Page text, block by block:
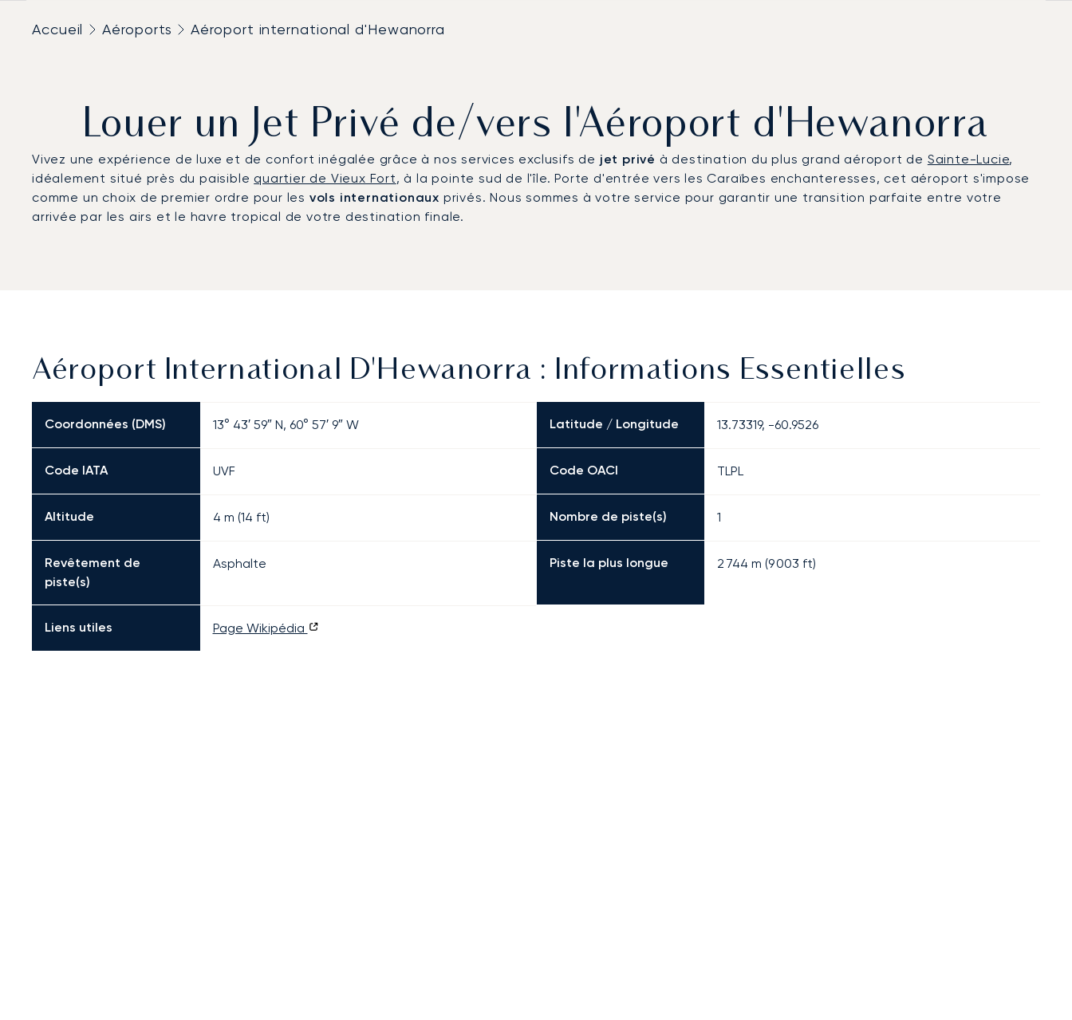
Accueil Aéroports Aéroport international d'Hewanorra
Louer un Jet Privé de/vers l'Aéroport d'Hewanorra
Vivez une expérience de luxe et de confort inégalée grâce à nos services exclusifs de jet privé à destination du plus grand aéroport de Sainte-Lucie,
idéalement situé près du paisible quartier de Vieux Fort, à la pointe sud de l'île. Porte d'entrée vers les Caraïbes enchanteresses, cet aéroport s'impose
comme un choix de premier ordre pour les vols internationaux privés. Nous sommes à votre service pour garantir une transition parfaite entre votre
arrivée par les airs et le havre tropical de votre destination finale.
Aéroport International D'Hewanorra : Informations Essentielles
Coordonnées (DMS) 13° 43′ 59″ N, 60° 57′ 9″ W Latitude / Longitude 13.73319, -60.9526
Code IATA UVF Code OACI TLPL
Altitude 4 m (14 ft) Nombre de piste(s) 1
Revêtement de
piste(s)
Asphalte Piste la plus longue 2 744 m (9 003 ft)
Liens utiles Page Wikipédia